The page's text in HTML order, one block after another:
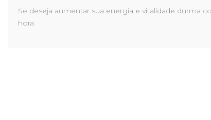
Se deseja aumentar sua energia e vitalidade durma
hora